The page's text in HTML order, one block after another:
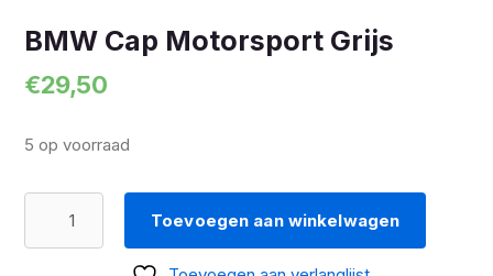
BMW Cap Motorsport Grijs
€29,50
5 op voorraad
Toevoegen aan winkelwagen